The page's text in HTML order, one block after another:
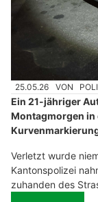
25.05.26 VON
Ein 21-jähriger
Montagmorgen
Verletzt wurde
Kantonspolizei
zuhanden des